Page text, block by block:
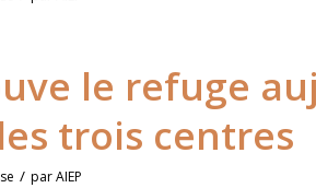
le refuge
trois centres
/ parAIEP